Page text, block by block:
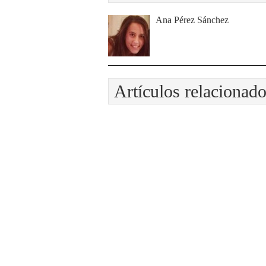
Ana Pérez Sánchez
Artículos